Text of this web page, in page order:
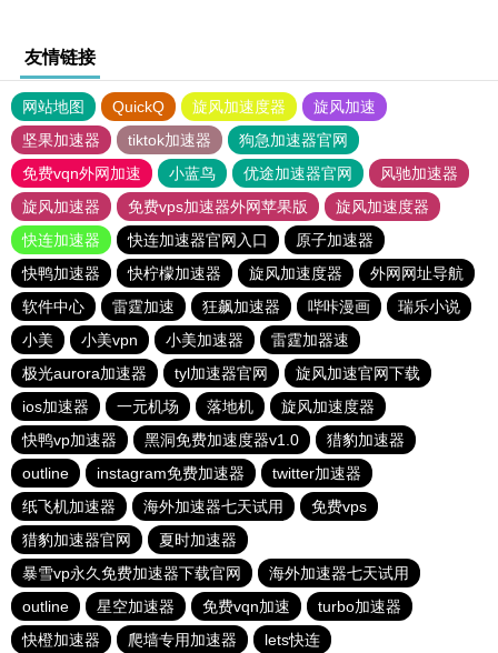
友情链接
网站地图 QuickQ 旋风加速度器
旋风加速
坚果加速器
tiktok加速器
狗急加速器官网
免费vqn外网加速
小蓝鸟 优途加速器官网
风驰加速器
旋风加速器
免费vps加速器外网苹果版
旋风加速度器
快连加速器
快连加速器官网入口
原子加速器
快鸭加速器
快柠檬加速器 旋风加速度器
外网网址导航
软件中心
雷霆加速 狂飙加速器 哔咔漫画
瑞乐小说
小美
小美vpn 小美加速器
雷霆加器速
极光aurora加速器
tyl加速器官网
旋风加速官网下载
ios加速器
一元机场 落地机
旋风加速度器
快鸭vp加速器
黑洞免费加速度器v1.0
猎豹加速器
outline
instagram免费加速器
twitter加速器
纸飞机加速器
海外加速器七天试用
免费vps
猎豹加速器官网
夏时加速器
暴雪vp永久免费加速器下载官网
海外加速器七天试用
outline
星空加速器 免费vqn加速
turbo加速器
快橙加速器
爬墙专用加速器 lets快连